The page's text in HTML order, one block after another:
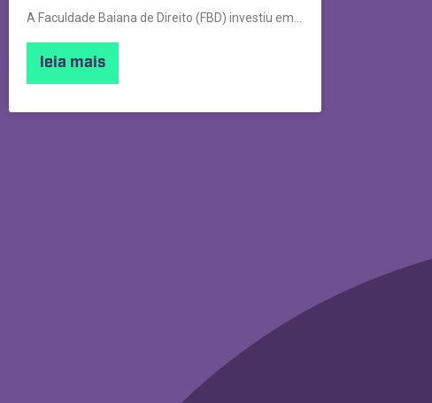
A Faculdade Baiana de Direito (FBD) investiu em uma campanha
leia mais